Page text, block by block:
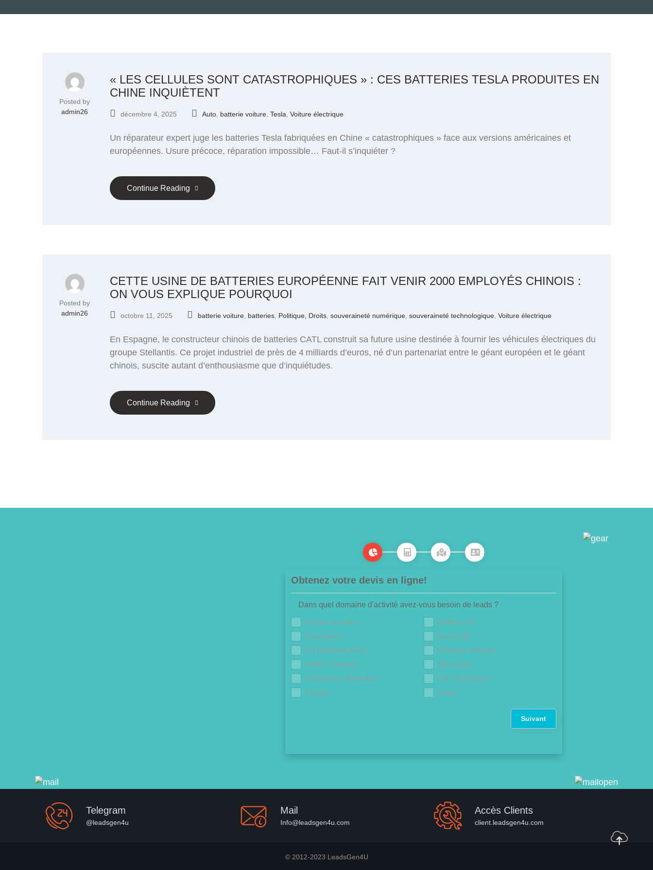
Posted by
admin26
« LES CELLULES SONT CATASTROPHIQUES » : CES BATTERIES TESLA PRODUITES EN
CHINE INQUIÈTENT
décembre 4, 2025 Auto batterie voiture Tesla Voiture électrique
Un réparateur expert juge les batteries Tesla fabriquées en Chine « catastrophiques » face aux versions américaines et
européennes. Usure précoce, réparation impossible… Faut-il s’inquiéter ?
Continue Reading
Posted by
admin26
CETTE USINE DE BATTERIES EUROPÉENNE FAIT VENIR 2000 EMPLOYÉS CHINOIS :
ON VOUS EXPLIQUE POURQUOI
octobre 11, 2025 batterie voiture batteries Politique, Droits souveraineté numérique souveraineté technologique Voiture électrique
En Espagne, le constructeur chinois de batteries CATL construit sa future usine destinée à fournir les véhicules électriques du
groupe Stellantis. Ce projet industriel de près de 4 milliards d’euros, né d’un partenariat entre le géant européen et le géant
chinois, suscite autant d’enthousiasme que d’inquiétudes.
Continue Reading
Obtenez votre devis en ligne!
Dans quel domaine d'activité avez-vous besoin de leads ?
Pompes à chaleur
Isolation 1€
Chaudières
Douche 0€
ITE (Isolation Murs)
Panneaux solaires
Volets / Fenêtres
Rénovation
Assurances / Mutuelles
CPF (Formation)
Finance
Autres
Suivant
Telegram
@leadsgen4u
Mail
Info@leadsgen4u.com
Accès Clients
client.leadsgen4u.com
© 2012-2023 LeadsGen4U